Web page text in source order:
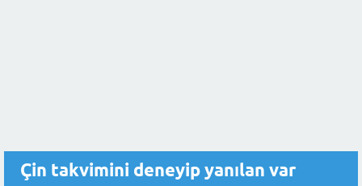
Çin takvimini deneyip yanılan var